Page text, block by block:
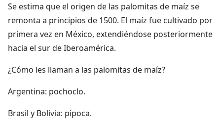
Se estima que el origen de las palomitas de maíz se
remonta a principios de 1500. El maíz fue cultivado por
primera vez en México, extendiéndose posteriormente
hacia el sur de Iberoamérica.
¿Cómo les llaman a las palomitas de maíz?
Argentina: pochoclo.
Brasil y Bolivia: pipoca.